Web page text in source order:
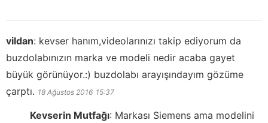
vildan: kevser hanım,videolarınızı takip ediyorum da
buzdolabınızın marka ve modeli nedir acaba gayet
büyük görünüyor.:) buzdolabı arayışındayım gözüme
çarptı. 18 Ağustos 2016 15:37
Kevserin Mutfağı: Markası Siemens ama modelini